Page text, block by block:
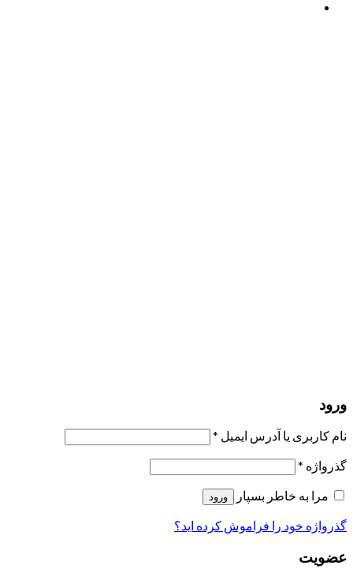
ورود
نام کاربری یا آدرس ایمیل *
گذرواژه *
مرا به خاطر بسپار
ورود
گذرواژه خود را فراموش کرده اید؟
عضویت